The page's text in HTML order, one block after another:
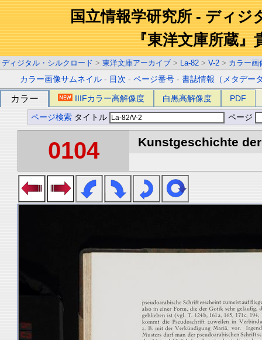
国立情報学研究所 - ディジ
『東洋文庫所蔵』
ディジタル・シルクロード > 東洋文庫アーカイブ > La-82 > V-2 > カラー画
カラー画像サムネイル - 目次 -ページ番号 -書誌情報（メタデー
カラー IIIFカラー高解像度 白黒高解像度 PDF
ページ検索 タイトル ページ
0104 Kunstgeschichte